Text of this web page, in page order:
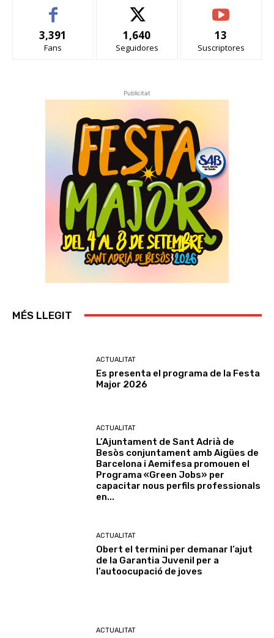
3,391
Fans
1,640
Seguidores
13
Suscriptores
Publicitat
MÉS LLEGIT
ACTUALITAT
Es presenta el programa de la Festa
Major 2026
ACTUALITAT
L’Ajuntament de Sant Adrià de
Besòs conjuntament amb Aigües de
Barcelona i Aemifesa promouen el
Programa «Green Jobs» per
capacitar nous perfils professionals
en...
ACTUALITAT
Obert el termini per demanar l’ajut
de la Garantia Juvenil per a
l’autoocupació de joves
ACTUALITAT